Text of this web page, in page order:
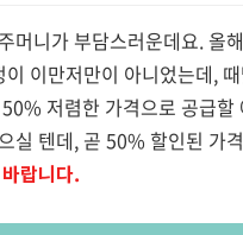
머니가 부담스러운데요. 올
이만저만이 아니었는데,
저렴한 가격으로 공급할
실 텐데, 곧 50% 할인된 가
랍니다.